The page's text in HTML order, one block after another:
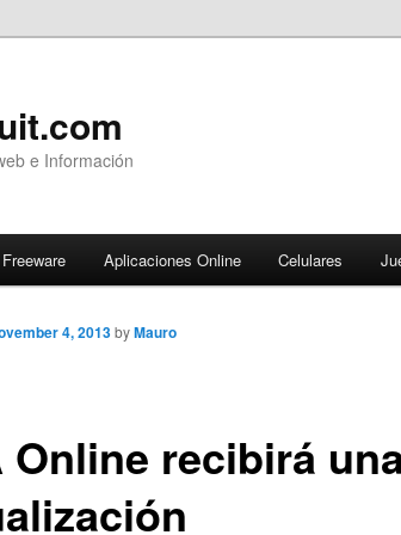
e Información
Freeware Aplicaciones Online Celulares
Online recibirá
4, 2013 byMauro